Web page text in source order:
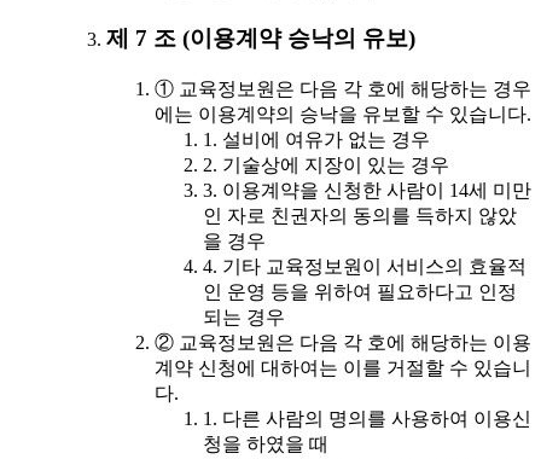
제 7 조 (이용계약 승낙의 유보)
① 교육정보원은 다음 각 호에 해당하는 경우
에는 이용계약의 승낙을 유보할 수 있습니다.
1. 설비에 여유가 없는 경우
2. 기술상에 지장이 있는 경우
3. 이용계약을 신청한 사람이 14세 미만
인 자로 친권자의 동의를 득하지 않았
을 경우
4. 기타 교육정보원이 서비스의 효율적
인 운영 등을 위하여 필요하다고 인정
되는 경우
② 교육정보원은 다음 각 호에 해당하는 이용
계약 신청에 대하여는 이를 거절할 수 있습니
다.
1. 다른 사람의 명의를 사용하여 이용신
청을 하였을 때